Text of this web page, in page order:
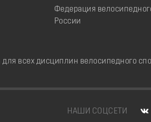
Федерация
России
всех дисциплин велосипедного
НАШИ СОЦСЕТИ